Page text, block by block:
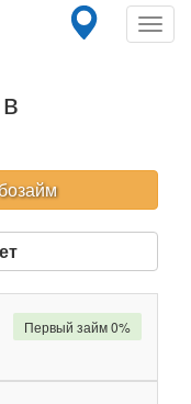
Первый займ 0%